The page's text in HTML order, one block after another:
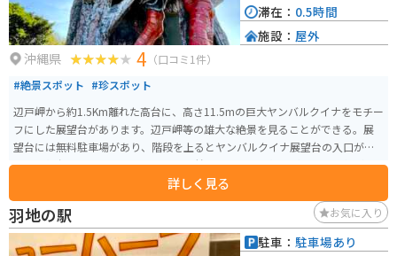
沖縄県 4 （口コミ1件）
#絶景スポット #珍スポット
辺戸岬から約1.5Km離れた高台に、高さ11.5mの巨大ヤンバルクイナをモチー
フにした展望台があります。辺戸岬等の雄大な絶景を見ることができる。展
望台には無料駐車場があり、階段を上るとヤンバルクイナ展望台の入口があ
る。展望台に入るとヤンバルクイナの首のところに展望窓があり、天気が良
ければ与論島を見ることができる。駐車場までの道は登坂で狭い、車やバイ
クの運転は徐行して注意が必要です。
詳しく見る
滞在： 0.5時間
施設： 屋外
羽地の駅 お気に入り
駐車： 駐車場あり